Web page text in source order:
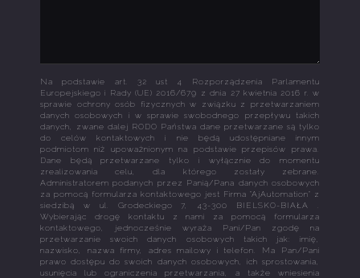
Na podstawie art. 32 ust 4 Rozporządzenia Parlamentu
Europejskiego i Rady (UE) 2016/679 z dnia 27 kwietnia 2016 r. w
sprawie ochrony osób fizycznych w związku z przetwarzaniem
danych osobowych i w sprawie swobodnego przepływu takich
danych, zwane dalej RODO Państwa dane przetwarzane są tylko
do celów kontaktowych i nie będą udostępniane innym
podmiotom niż upoważnionym na podstawie przepisów prawa.
Dane będą przetwarzane tylko i wyłącznie do momentu
zrealizowania celu, dla którego zostały zebrane.
Administratorem podanych przez Panią/Pana danych osobowych
za pomocą formularza kontaktowego jest Firma "AjAutomation" z
siedzibą w ul. Grodeckiego 7, 43-300 BIELSKO-BIAŁA .
Wybierając drogę kontaktu z nami za pomocą formularza
kontaktowego, jednocześnie wyraża Pani/Pan zgodę na
przetwarzanie swoich danych osobowych takich jak: imię,
nazwisko, nazwa firmy, adres mailowy i telefon. Ma Pan/Pani
prawo dostępu do swoich danych osobowych, ich sprostowania,
usunięcia lub ograniczenia przetwarzania, a także wniesienia